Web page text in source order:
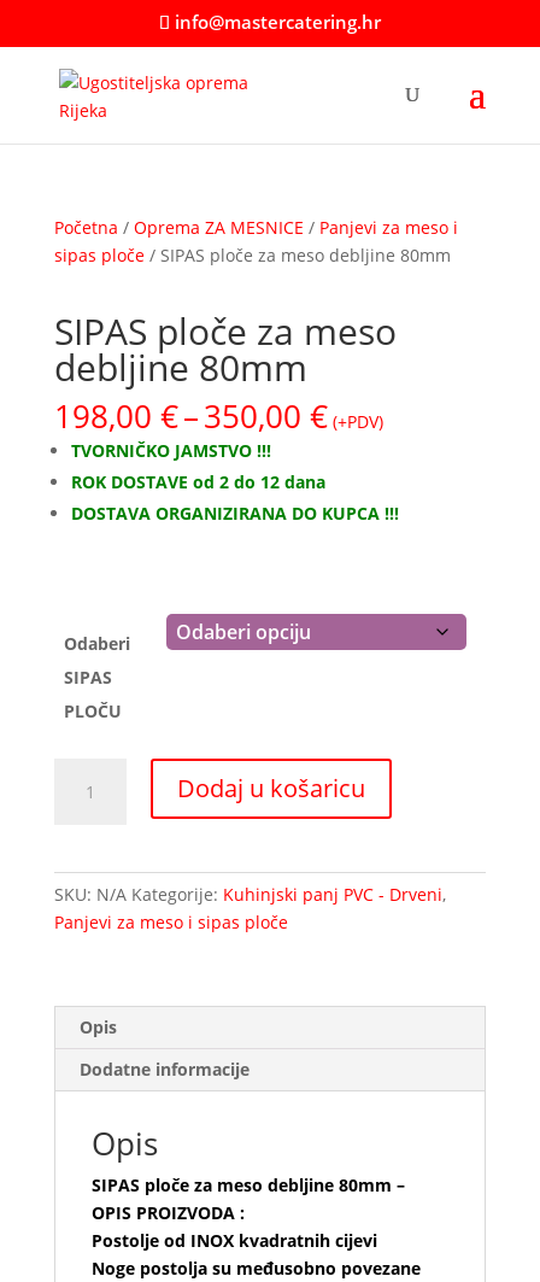
info@mastercatering.hr
Početna / Oprema ZA MESNICE / Panjevi za meso i
sipas ploče/ SIPAS ploče za meso debljine 80mm
SIPAS ploče za meso
debljine 80mm
198,00 €–350,00 €Raspon
cijena:
198,00 €
do
(+PDV)
TVORNIČKO JAMSTVO !!!
ROK DOSTAVE od 2 do 12 dana
DOSTAVA ORGANIZIRANA DO KUPCA !!!
Odaberi
SIPAS
PLOČU
ploče
količina
Dodaj u košaricu
SKU: N/A Kategorije: Kuhinjski panj PVC - Drveni,
Panjevi za meso i sipas ploče
Opis
Dodatne informacije
Opis
SIPAS ploče za meso debljine 80mm –
OPIS PROIZVODA :
Postolje od INOX kvadratnih cijevi
Noge postolja su međusobno povezane